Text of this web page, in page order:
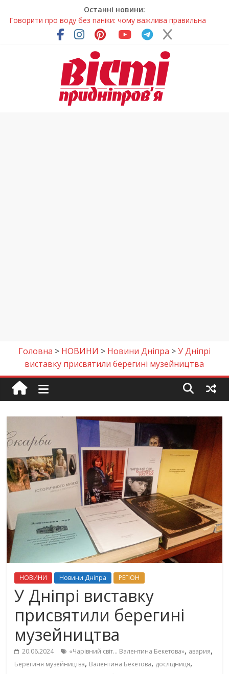
Останні новини:
Лікар – на екрані: Як працюють телемедичні центри на
Дніпропетровщині
У Дніпрі триває масштабна підготовка до опалювального
Пошуки тривають: на Дніпропетровщині досліджують місце
розташування легендарного монастиря (Фото)
Ветерани Дніпропетровщини отримують шанс на власне
Головна > НОВИНИ > Новини Дніпра >У Дніпрі
виставку присвятили берегині музейництва
НОВИНИ Новини Дніпра РЕГІОН
У Дніпрі виставку
присвятили берегині
музейництва
20.06.2024 «Чарівний світ… Валентина Бекетова», авария,
Берегиня музейництва, Валентина Бекетова, дослідниця,